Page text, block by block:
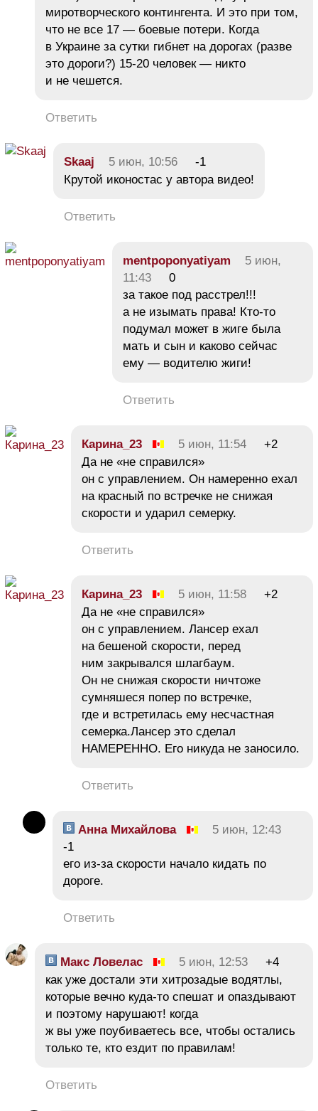
миротворческого контингента. И это при том,
что не все 17 — боевые потери. Когда
в Украине за сутки гибнет на дорогах (разве
это дороги?) 15-20 человек — никто
и не чешется.
Ответить
Skaaj 5 июн, 10:56
-1
Крутой иконостас у автора видео!
Ответить
mentpoponyatiyam
5 июн,
11:43
0
за такое под расстрел!!!
а не изымать права! Кто-то
подумал может в жиге была
мать и сын и каково сейчас
ему — водителю жиги!
Ответить
Карина_23 5 июн, 11:54
+2
Да не «не справился»
он с управлением. Он намеренно ехал
на красный по встречке не снижая
скорости и ударил семерку.
Ответить
Карина_23 5 июн, 11:58
+2
Да не «не справился»
он с управлением. Лансер ехал
на бешеной скорости, перед
ним закрывался шлагбаум.
Он не снижая скорости ничтоже
сумняшеся попер по встречке,
где и встретилась ему несчастная
семерка.Лансер это сделал
НАМЕРЕННО. Его никуда не заносило.
Ответить
Анна Михайлова
5 июн, 12:43
-1
его из-за скорости начало кидать по
дороге.
Ответить
Макс Ловелас 5 июн, 12:53
+4
как уже достали эти хитрозадые водятлы,
которые вечно куда-то спешат и опаздывают
и поэтому нарушают! когда
ж вы уже поубиваетесь все, чтобы остались
только те, кто ездит по правилам!
Ответить